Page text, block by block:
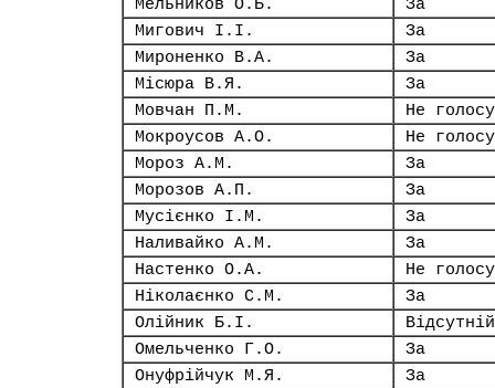
Мельников О.Б.
За
Мигович І.І.
За
Мироненко В.А.
За
Місюра В.Я.
За
Мовчан П.М.
Не
Мокроусов А.О.
Не
Мороз А.М.
За
Морозов А.П.
За
Мусієнко І.М.
За
Наливайко А.М.
За
Настенко О.А.
Не
Ніколаєнко С.М.
За
Олійник Б.І.
Відсутній
Омельченко Г.О.
За
Онуфрійчук М.Я.
За